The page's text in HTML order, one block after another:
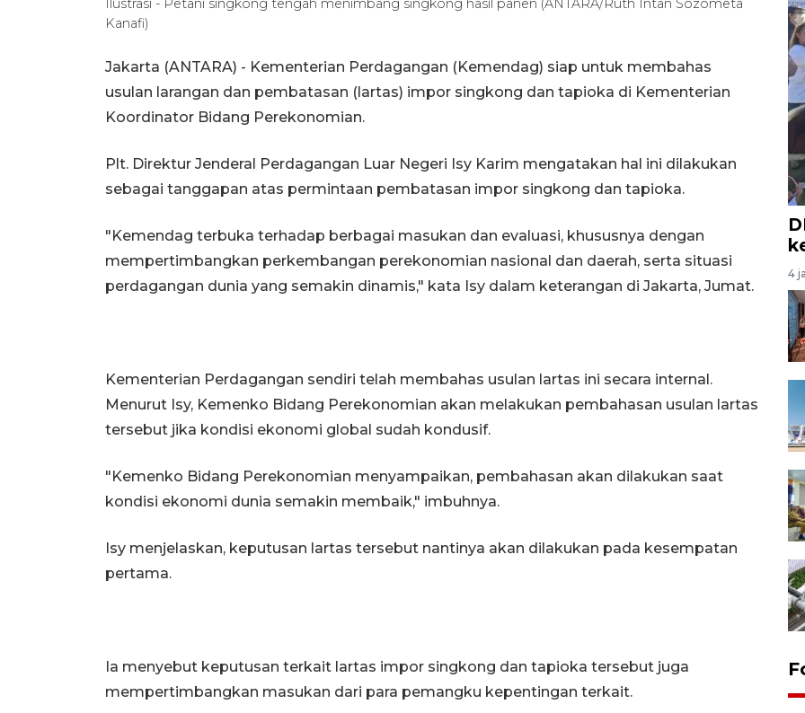
Ilustrasi - Petani singkong tengah menimbang singkong hasil panen (ANTARA/Ruth Intan Sozometa
Kanafi)
Jakarta (ANTARA) - Kementerian Perdagangan (Kemendag) siap untuk membahas
usulan larangan dan pembatasan (lartas) impor singkong dan tapioka di Kementerian
Koordinator Bidang Perekonomian.
Plt. Direktur Jenderal Perdagangan Luar Negeri Isy Karim mengatakan hal ini dilakukan
sebagai tanggapan atas permintaan pembatasan impor singkong dan tapioka.
"Kemendag terbuka terhadap berbagai masukan dan evaluasi, khususnya dengan
mempertimbangkan perkembangan perekonomian nasional dan daerah, serta situasi
perdagangan dunia yang semakin dinamis," kata Isy dalam keterangan di Jakarta, Jumat.
Kementerian Perdagangan sendiri telah membahas usulan lartas ini secara internal.
Menurut Isy, Kemenko Bidang Perekonomian akan melakukan pembahasan usulan lartas
tersebut jika kondisi ekonomi global sudah kondusif.
"Kemenko Bidang Perekonomian menyampaikan, pembahasan akan dilakukan saat
kondisi ekonomi dunia semakin membaik," imbuhnya.
Isy menjelaskan, keputusan lartas tersebut nantinya akan dilakukan pada kesempatan
pertama.
Ia menyebut keputusan terkait lartas impor singkong dan tapioka tersebut juga
mempertimbangkan masukan dari para pemangku kepentingan terkait.
4